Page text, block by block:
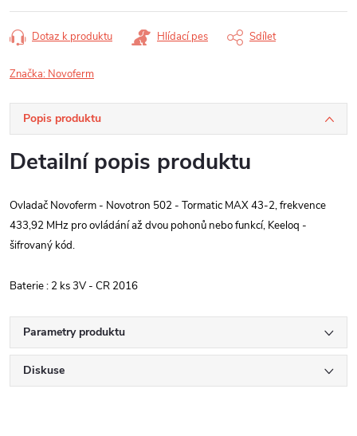
cena:
Dotaz k produktu Hlídací pes Sdílet
Značka: Novoferm
Popis produktu
Detailní popis produktu
Ovladač Novoferm - Novotron 502 - Tormatic MAX 43-2, frekvence
433,92 MHz pro ovládání až dvou pohonů nebo funkcí, Keeloq -
šifrovaný kód.
Baterie : 2 ks 3V - CR 2016
Parametry produktu
Diskuse